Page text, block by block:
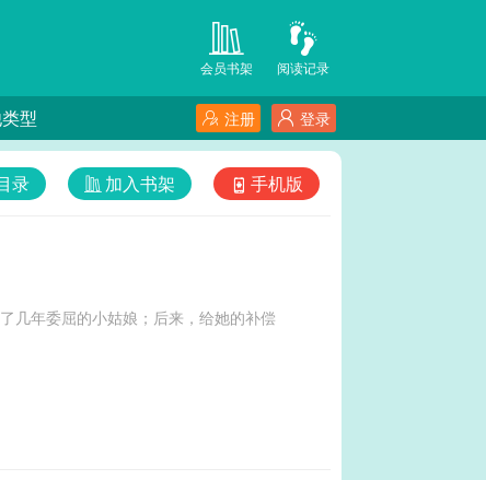
阅读记录
会员书架
型 登录
注册
手机版
加入书架
录
几年委屈的小姑娘；后来，给她的补偿